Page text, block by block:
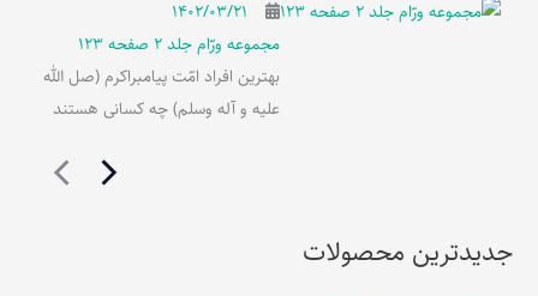
۱۴۰۲/۰۳/۲۱
مجموعه ورّام جلد 2 صفحه 123
بهترین افراد امّت پیامبراکرم (صل الله
علیه و آله وسلم) چه کسانی هستند
جدیدترین محصولات